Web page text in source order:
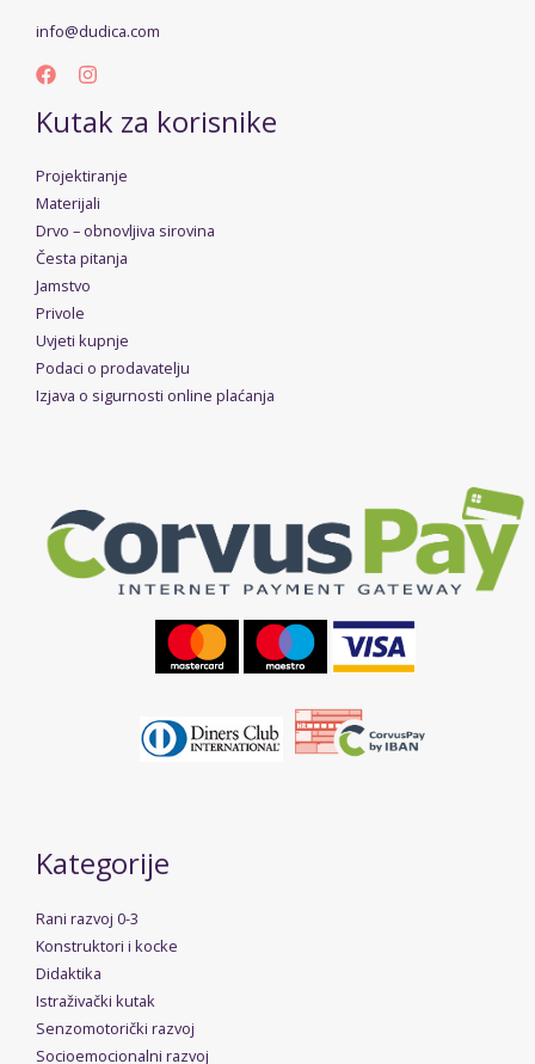
info@dudica.com
Kutak za korisnike
Projektiranje
Materijali
Drvo – obnovljiva sirovina
Česta pitanja
Jamstvo
Privole
Uvjeti kupnje
Podaci o prodavatelju
Izjava o sigurnosti online plaćanja
Kategorije
Rani razvoj 0-3
Konstruktori i kocke
Didaktika
Istraživački kutak
Senzomotorički razvoj
Socioemocionalni razvoj